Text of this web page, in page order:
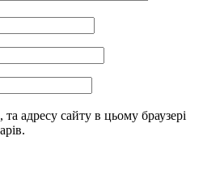
адресу сайту в цьому браузері